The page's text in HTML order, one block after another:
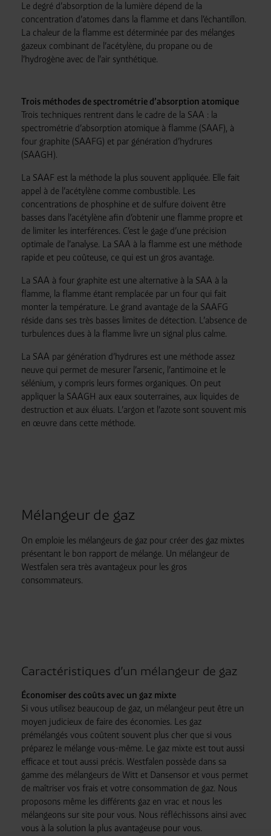
Le degré d’absorption de la lumière dépend de la
concentration d’atomes dans la flamme et dans l’échantillon.
La chaleur de la flamme est déterminée par des mélanges
gazeux combinant de l’acétylène, du propane ou de
l’hydrogène avec de l’air synthétique.
Trois méthodes de spectrométrie d’absorption atomique
Trois techniques rentrent dans le cadre de la SAA : la
spectrométrie d’absorption atomique à flamme (SAAF), à
four graphite (SAAFG) et par génération d’hydrures
(SAAGH).
La SAAF est la méthode la plus souvent appliquée. Elle fait
appel à de l’acétylène comme combustible. Les
concentrations de phosphine et de sulfure doivent être
basses dans l’acétylène afin d’obtenir une flamme propre et
de limiter les interférences. C’est le gage d’une précision
optimale de l’analyse. La SAA à la flamme est une méthode
rapide et peu coûteuse, ce qui est un gros avantage.
La SAA à four graphite est une alternative à la SAA à la
flamme, la flamme étant remplacée par un four qui fait
monter la température. Le grand avantage de la SAAFG
réside dans ses très basses limites de détection. L’absence de
turbulences dues à la flamme livre un signal plus calme.
La SAA par génération d’hydrures est une méthode assez
neuve qui permet de mesurer l’arsenic, l’antimoine et le
sélénium, y compris leurs formes organiques. On peut
appliquer la SAAGH aux eaux souterraines, aux liquides de
destruction et aux éluats. L’argon et l’azote sont souvent mis
en œuvre dans cette méthode.
Mélangeur de gaz
On emploie les mélangeurs de gaz pour créer des gaz mixtes
présentant le bon rapport de mélange. Un mélangeur de
Westfalen sera très avantageux pour les gros
consommateurs.
Caractéristiques d’un mélangeur de gaz
Économiser des coûts avec un gaz mixte
Si vous utilisez beaucoup de gaz, un mélangeur peut être un
moyen judicieux de faire des économies. Les gaz
prémélangés vous coûtent souvent plus cher que si vous
préparez le mélange vous-même. Le gaz mixte est tout aussi
efficace et tout aussi précis. Westfalen possède dans sa
gamme des mélangeurs de Witt et Dansensor et vous permet
de maîtriser vos frais et votre consommation de gaz. Nous
proposons même les différents gaz en vrac et nous les
mélangeons sur site pour vous. Nous réfléchissons ainsi avec
vous à la solution la plus avantageuse pour vous.